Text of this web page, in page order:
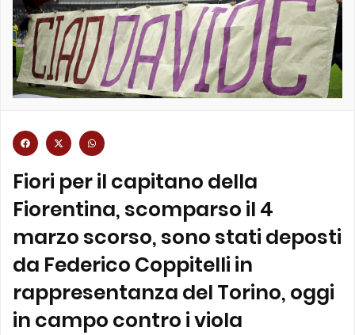
Fiori per il capitano della
Fiorentina, scomparso il 4
marzo scorso, sono stati deposti
da Federico Coppitelli in
rappresentanza del Torino, oggi
in campo contro i viola